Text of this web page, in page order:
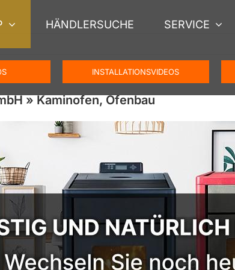
HÄNDLERSUCHE SERVICE
INSTALLATIONSVIDEOS
» Kaminofen, Ofenbau